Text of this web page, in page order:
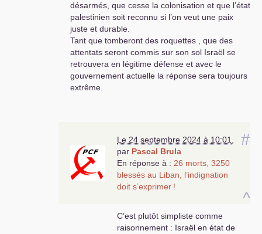
désarmés, que cesse la colonisation et que l’état
palestinien soit reconnu si l’on veut une paix
juste et durable.
Tant que tomberont des roquettes , que des
attentats seront commis sur son sol Israël se
retrouvera en légitime défense et avec le
gouvernement actuelle la réponse sera toujours
extrême.
#
^
Le 24 septembre 2024 à 10:01
par Pascal Brula
En réponse à : 26 morts, 3250
blessés au Liban, l’indignation
doit s’exprimer !
C’est plutôt simpliste comme
raisonnement : Israël en état de